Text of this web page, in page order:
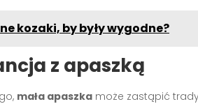
kozaki, by były wygodne?
z apaszką
mała apaszka może zastąpić